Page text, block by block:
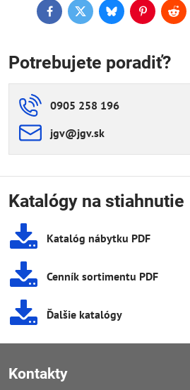
FacebookTwitterBlueskyPinterest
Potrebujete poradiť?
0905 258 196
jgv​@jgv​.sk
Katalógy na stiahnutie
Katalóg nábytku PDF
Cenník sortimentu PDF
Ďalšie katalógy
Kontakty